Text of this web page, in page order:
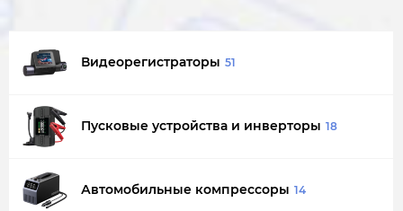
Видеорегистраторы 51
Пусковые устройства и инверторы 18
Автомобильные компрессоры 14